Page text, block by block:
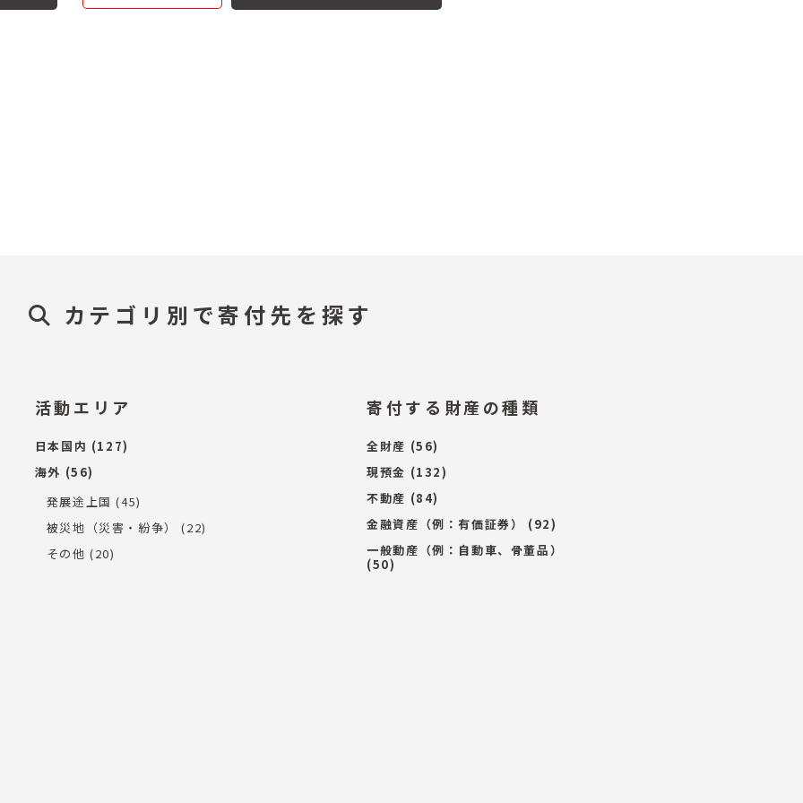
カテゴリ別で寄付先を探す
活動エリア
日本国内 (127)
海外 (56)
発展途上国 (45)
被災地（災害・紛争）
(22)
その他 (20)
寄付する財産の種類
全財産 (56)
現預金 (132)
不動産 (84)
金融資産（例：有価証券）
(92)
一般動産（例：自動車、骨董品）
(50)